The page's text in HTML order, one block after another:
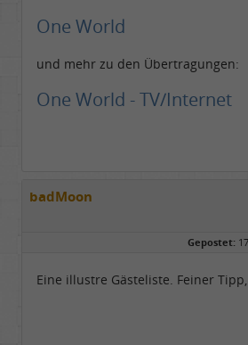
One World
und mehr zu den Übertragungen:
One World - TV/Internet
badMoon
Gepostet:
Eine illustre Gästeliste. Feiner